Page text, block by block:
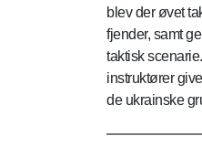
blev der øvet
fjender, samt
taktisk
instruktører
de ukrainske